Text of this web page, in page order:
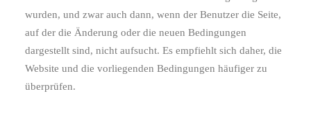
wurden, und zwar auch dann, wenn der Benutzer die Seite,
auf der die Änderung oder die neuen Bedingungen
dargestellt sind, nicht aufsucht. Es empfiehlt sich daher, die
Website und die vorliegenden Bedingungen häufiger zu
überprüfen.